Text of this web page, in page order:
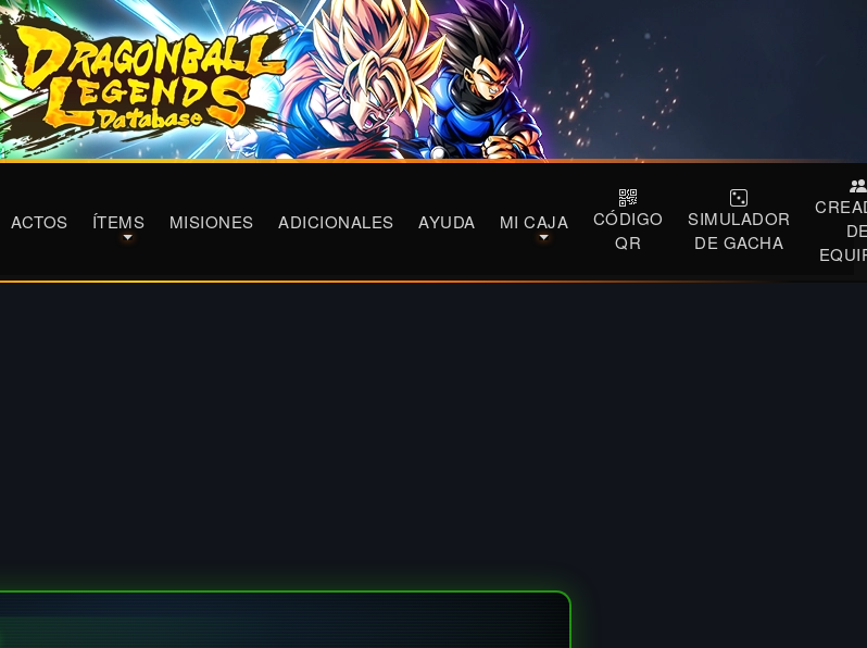
ACTOS ÍTEMS MISIONES ADICIONALES AYUDA MI CAJA
CÓDIGO
QR
SIMULADOR
DE GACHA